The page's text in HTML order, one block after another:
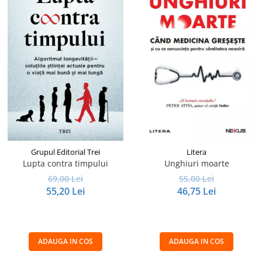
Grupul Editorial Trei
Lupta contra timpului
69,00 Lei
55,20 Lei
ADAUGA IN COS
Litera
Unghiuri moarte
55,00 Lei
46,75 Lei
ADAUGA IN COS